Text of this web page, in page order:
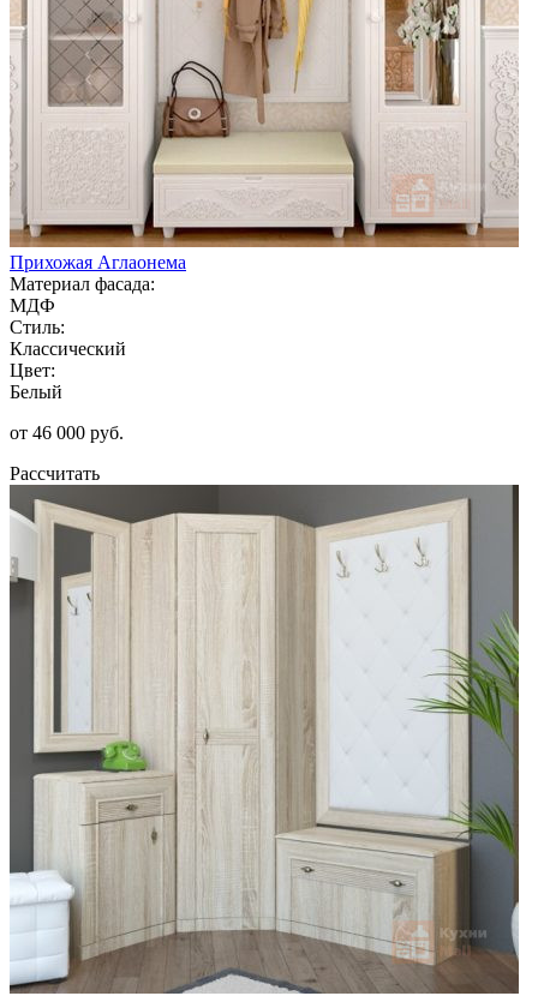
Прихожая Аглаонема
Материал фасада:
МДФ
Стиль:
Классический
Цвет:
Белый
от 46 000 руб.
Рассчитать